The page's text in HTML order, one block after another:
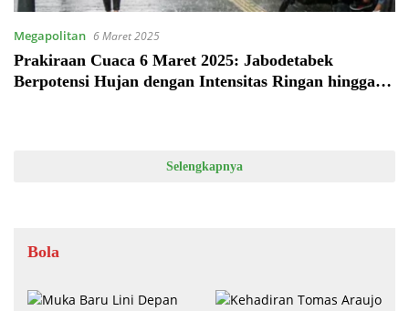
Megapolitan 6 Maret 2025
Prakiraan Cuaca 6 Maret 2025: Jabodetabek
Berpotensi Hujan dengan Intensitas Ringan hingga
Selengkapnya
Bola